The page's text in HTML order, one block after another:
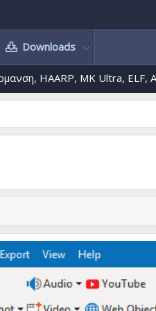
Downloads
MK Ultra, ELF,